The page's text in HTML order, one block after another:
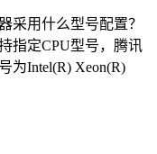
采用什么型号配置？
指定CPU型号，腾讯
为Intel(R) Xeon(R)